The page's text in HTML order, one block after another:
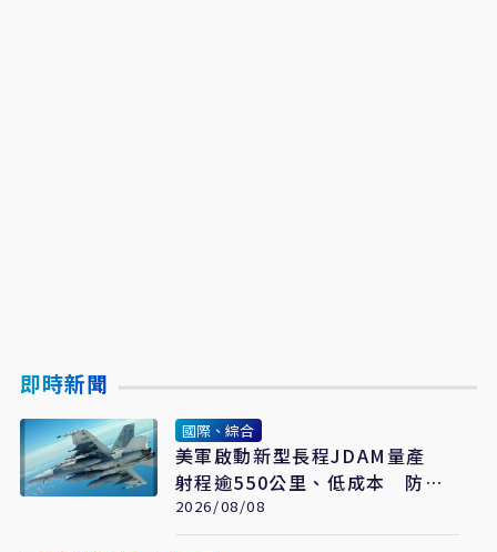
即時新聞
國際、綜合
美軍啟動新型長程JDAM量產
射程逾550公里、低成本 防區
外打擊新利器
2026/08/08